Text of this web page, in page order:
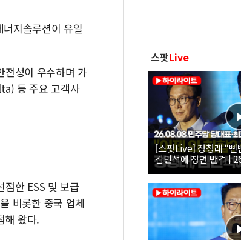
지솔루션이 유일
성이 우수하며 가
등 주요 고객사
점한 ESS 및 보급
비롯한 중국 업체
해 왔다.
스팟Live
[스팟Live] 정청래 “뻔
김민석에 정면 반격 |
당대표·최고위원 후보